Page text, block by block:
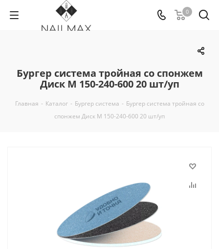
0
Бургер система тройная со спонжем
Диск M 150-240-600 20 шт/уп
Главная - Каталог - Бургер система - Бургер система тройная со
спонжем Диск M 150-240-600 20 шт/уп